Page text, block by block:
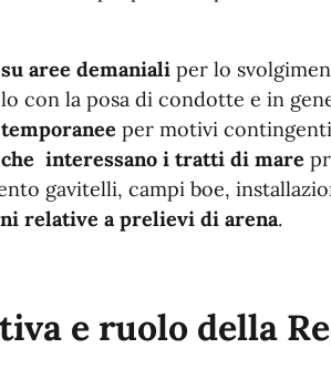
aree demaniali per lo
con la posa di condotte e in
per motivi
interessano i tratti di mare
gavitelli, campi boe,
relative a prelievi di arena.
e ruolo della